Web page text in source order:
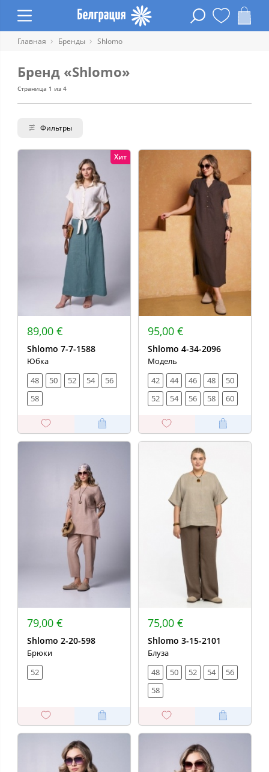
Главная Бренды Shlomo
Бренд «Shlomo»
Страница 1 из 4
Фильтры
Хит
89,00 €
Shlomo 7-7-1588
Юбка
48
50 52 54
56
58
95,00 €
Shlomo 4-34-2096
Модель
42
44 46 48
50
52
54 56 58 60
79,00 €
Shlomo 2-20-598
Брюки
52
75,00 €
Shlomo 3-15-2101
Блуза
48
50 52 54
56
58